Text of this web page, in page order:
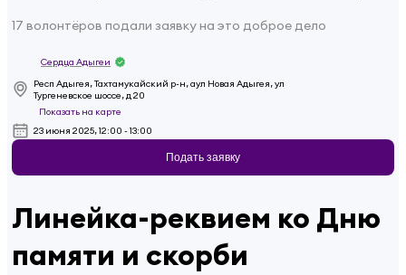
17 волонтёров подали заявку на это доброе дело
Сердца Адыгеи
Респ Адыгея, Тахтамукайский р-н, аул Новая Адыгея, ул
Тургеневское шоссе, д 20
Показать на карте
23 июня 2025, 12:00 - 13:00
Подать заявку
Линейка-реквием ко Дню
памяти и скорби